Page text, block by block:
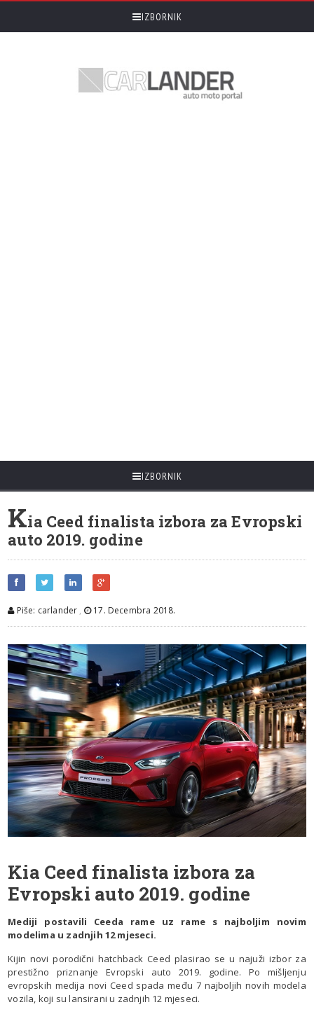
IZBORNIK
IZBORNIK
Kia Ceed finalista izbora za Evropski
auto 2019. godine
Piše: carlander , 17. Decembra 2018.
Kia Ceed finalista izbora za
Evropski auto 2019. godine
Mediji postavili Ceeda rame uz rame s najboljim novim
modelima u zadnjih 12 mjeseci.
Kijin novi porodični hatchback Ceed plasirao se u najuži izbor za
prestižno priznanje Evropski auto 2019. godine. Po mišljenju
evropskih medija novi Ceed spada među 7 najboljih novih modela
vozila, koji su lansirani u zadnjih 12 mjeseci.